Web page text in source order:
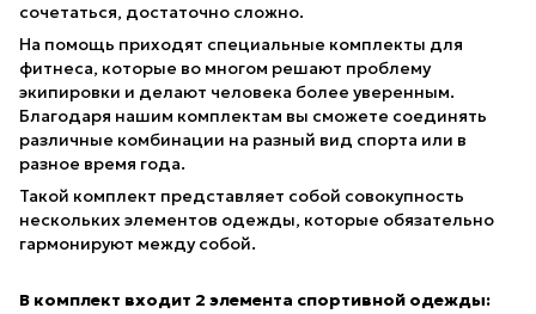
сочетаться, достаточно сложно.
На помощь приходят специальные комплекты для
фитнеса, которые во многом решают проблему
экипировки и делают человека более уверенным.
Благодаря нашим комплектам вы сможете соединять
различные комбинации на разный вид спорта или в
разное время года.
Такой комплект представляет собой совокупность
нескольких элементов одежды, которые обязательно
гармонируют между собой.
В комплект входит 2 элемента спортивной одежды: